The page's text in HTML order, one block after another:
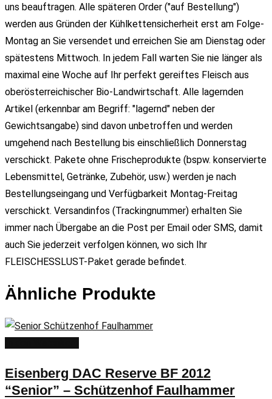
uns beauftragen. Alle späteren Order ("auf Bestellung")
werden aus Gründen der Kühlkettensicherheit erst am Folge-
Montag an Sie versendet und erreichen Sie am Dienstag oder
spätestens Mittwoch. In jedem Fall warten Sie nie länger als
maximal eine Woche auf Ihr perfekt gereiftes Fleisch aus
oberösterreichischer Bio-Landwirtschaft. Alle lagernden
Artikel (erkennbar am Begriff: "lagernd" neben der
Gewichtsangabe) sind davon unbetroffen und werden
umgehend nach Bestellung bis einschließlich Donnerstag
verschickt. Pakete ohne Frischeprodukte (bspw. konservierte
Lebensmittel, Getränke, Zubehör, usw.) werden je nach
Bestellungseingang und Verfügbarkeit Montag-Freitag
verschickt. Versandinfos (Trackingnummer) erhalten Sie
immer nach Übergabe an die Post per Email oder SMS, damit
auch Sie jederzeit verfolgen können, wo sich Ihr
FLEISCHESSLUST-Paket gerade befindet.
Ähnliche Produkte
Eisenberg DAC Reserve BF 2012
“Senior” – Schützenhof Faulhammer